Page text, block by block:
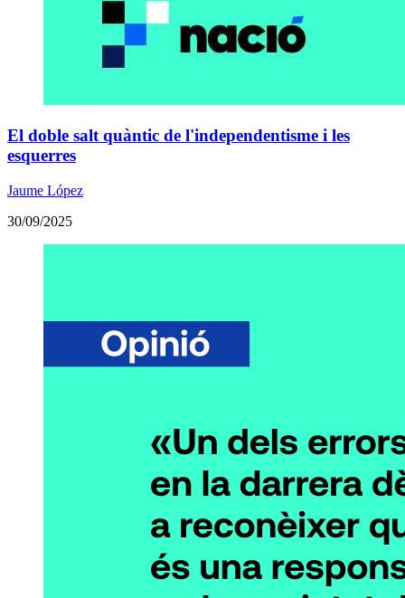
El doble salt quàntic de l'independentisme i les
esquerres
Jaume López
30/09/2025